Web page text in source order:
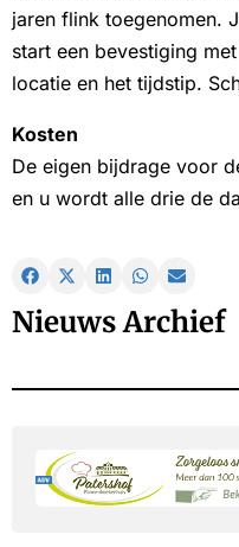
jaren flink toegenomen.
start een bevestiging
locatie en het tijdstip.
Kosten
De eigen bijdrage voor
en u wordt alle drie de
Nieuws Archief